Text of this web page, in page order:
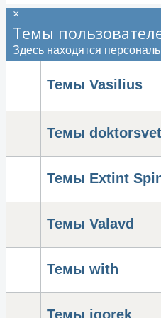
×
Темы
Здесь находятся
Темы Vasilius
Темы doktorsvet
Темы Extint
Темы Valavd
Темы with
Темы igorek